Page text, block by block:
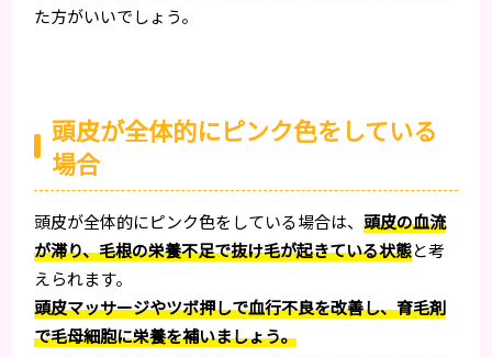
た方がいいでしょう。
頭皮が全体的にピンク色をしている
場合
頭皮が全体的にピンク色をしている場合は、頭皮の血流
が滞り、毛根の栄養不足で抜け毛が起きている状態と考
えられます。
頭皮マッサージやツボ押しで血行不良を改善し、育毛剤
で毛母細胞に栄養を補いましょう。